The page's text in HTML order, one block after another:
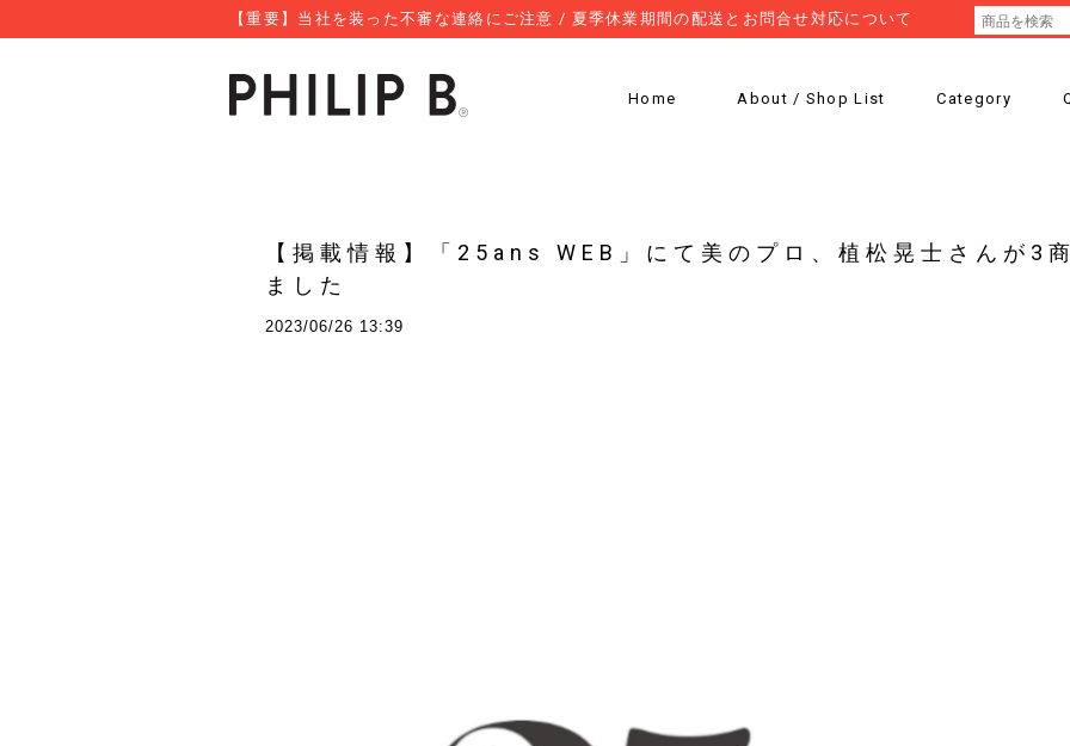
【重要】当社を装った不審な連絡にご注意 / 夏季休業期間の配送とお問合せ対応について
Home About / Shop List Category
【掲載情報】「25ans WEB」にて美のプロ、植松晃士さんが3
ました
2023/06/26 13:39